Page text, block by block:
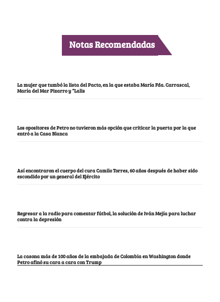
Notas Recomendadas
La mujer que tumbó la lista del Pacto, en la que estaba María Fda. Carrascal,
María del Mar Pizarro y “Lalis
Los opositores de Petro no tuvieron más opción que criticar la puerta por la que
entró a la Casa Blanca
Así encontraron el cuerpo del cura Camilo Torres, 60 años después de haber sido
escondido por un general del Ejército
Regresar a la radio para comentar fútbol, la solución de Iván Mejía para luchar
contra la depresión
La casona más de 100 años de la embajada de Colombia en Washington donde
Petro afinó su cara a cara con Trump